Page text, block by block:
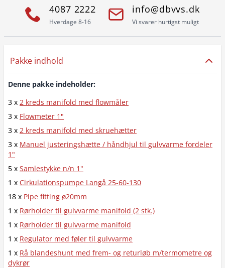
4087 2222
Hverdage 8-16
info@dbvvs.dk
Vi svarer hurtigst muligt
Pakke indhold
Denne pakke indeholder:
3 x 2 kreds manifold med flowmåler
3 x Flowmeter 1"
3 x 2 kreds manifold med skruehætter
3 x Manuel justeringshætte / håndhjul til gulvvarme fordeler
1"
5 x Samlestykke n/n 1"
1 x Cirkulationspumpe Langå 25-60-130
18 x Pipe fitting ø20mm
1 x Rørholder til gulvvarme manifold (2 stk.)
1 x Rørholder til gulvvarme manifold
1 x Regulator med føler til gulvvarme
1 x Rå blandeshunt med frem- og returløb m/termometre og
dykrør